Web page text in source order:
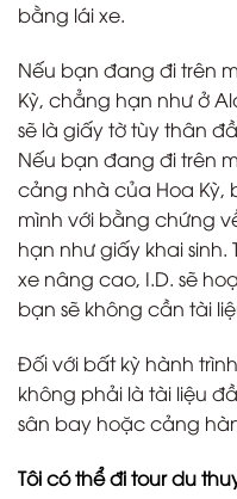
bằng lái xe.
Nếu bạn đang đi trên
Kỳ, chẳng hạn như ở
sẽ là giấy tờ tùy thân
Nếu bạn đang đi trên
cảng nhà của Hoa Kỳ,
mình với bằng chứng
hạn như giấy khai
xe nâng cao, I.D. sẽ
bạn sẽ không cần tài
Đối với bất kỳ hành
không phải là tài liệu
sân bay hoặc cảng
Tôi có thể đi tour du